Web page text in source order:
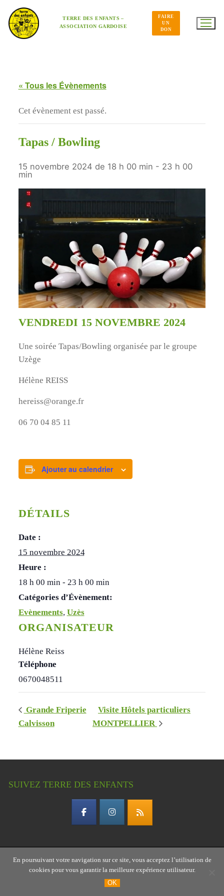
contenu
TERRE DES ENFANTS –
ASSOCIATION GARDOISE
FAIRE
UN
DON
« Tous les Évènements
Cet évènement est passé.
Tapas / Bowling
15 novembre 2024 de 18 h 00 min - 23 h 00
min
VENDREDI 15 NOVEMBRE 2024
Une soirée Tapas/Bowling organisée par le groupe
Uzège
Hélène REISS
hereiss@orange.fr
06 70 04 85 11
Ajouter au calendrier
DÉTAILS
Date :
15 novembre 2024
Heure :
18 h 00 min - 23 h 00 min
Catégories d’Évènement:
Evènements, Uzès
ORGANISATEUR
Hélène Reiss
Téléphone
0670048511
Grande Friperie
Calvisson
Visite Hôtels particuliers
MONTPELLIER
SUIVEZ TERRE DES ENFANTS
Copyright © 2026 Terre des enfants – association
gardoise
En poursuivant votre navigation sur ce site, vous acceptez l’utilisation de
cookies pour vous garantir la meilleure expérience utilisateur.
OK